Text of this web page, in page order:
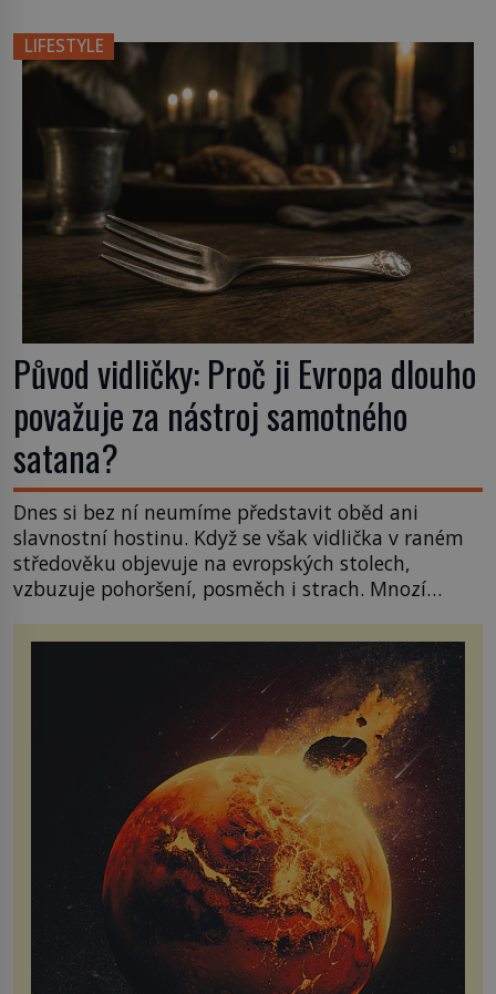
znetvořené válkou, tresty nebo nehodami. Jejich
metody jsou překvapivě promyšlené a některé
principy používají chirurgové dodnes. Úplně první
LIFESTYLE
Původ vidličky: Proč ji Evropa dlouho
považuje za nástroj samotného
satana?
Dnes si bez ní neumíme představit oběd ani
slavnostní hostinu. Když se však vidlička v raném
středověku objevuje na evropských stolech,
vzbuzuje pohoršení, posměch i strach. Mnozí
přepychu, někteří dokonce za nástroj ďábla. Trvá
téměř sedm století, než se z opovrhovaného
předmětu stává nepostradatelná součást
stolování. První […]